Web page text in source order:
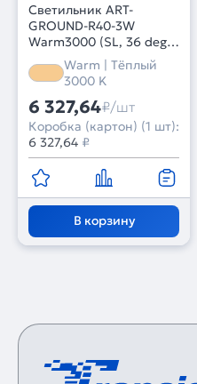
Светильник ART-
GROUND-R40-3W
Warm3000 (SL, 36 deg,
24V) (Arlight, IP67
Металл, 3 года)
Warm | Тёплый
3000 K
6 327,64₽/шт
Коробка (картон) (1 шт):
6 327,64 ₽
В корзину